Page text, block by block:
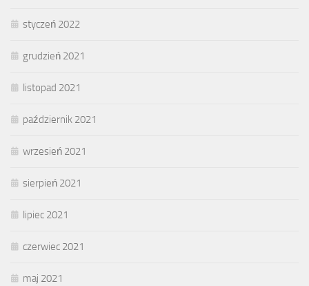
styczeń 2022
grudzień 2021
listopad 2021
październik 2021
wrzesień 2021
sierpień 2021
lipiec 2021
czerwiec 2021
maj 2021